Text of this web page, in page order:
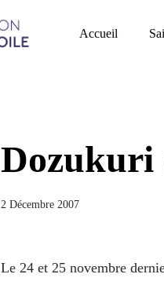
Accueil
Dozukuri
2 Décembre 2007
Le 24 et 25 novembre